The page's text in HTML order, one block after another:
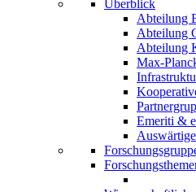
Überblick
Abteilung
Abteilung
Abteilung
Max-
Emeriti &